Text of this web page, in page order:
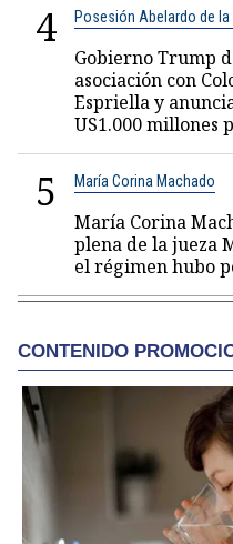
4 Posesión Abelardo de la
Gobierno Trump
asociación con
Espriella y
US1.000 millones
5 María Corina Machado
María Corina
plena de la jueza
el régimen hubo